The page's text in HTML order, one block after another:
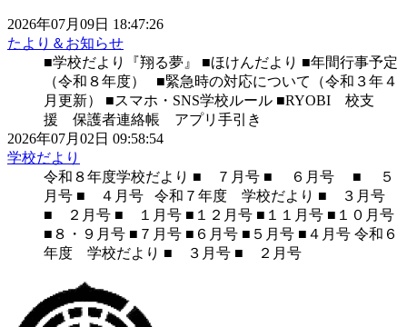
2026年07月09日 18:47:26
たより＆お知らせ
■学校だより『翔る夢』 ■ほけんだより ■年間行事予定
（令和８年度） ■緊急時の対応について（令和３年４
月更新） ■スマホ・SNS学校ルール ■RYOBI 校支
援 保護者連絡帳 アプリ手引き
2026年07月02日 09:58:54
学校だより
令和８年度学校だより ■ ７月号 ■ ６月号 ■ ５
月号 ■ ４月号 令和７年度 学校だより ■ ３月号
■ ２月号 ■ １月号 ■１２月号 ■１１月号 ■１０月号
■８・９月号 ■７月号 ■６月号 ■５月号 ■４月号 令和６
年度 学校だより ■ ３月号 ■ ２月号